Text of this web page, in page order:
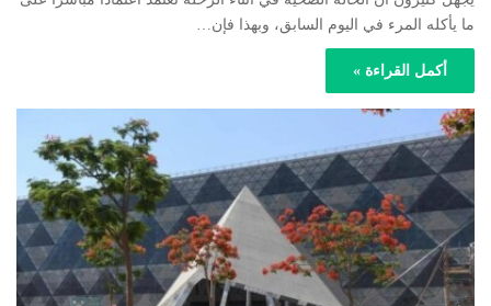
ما يأكله المرء في اليوم السابق، وبهذا فإن…
أكمل القراءة »